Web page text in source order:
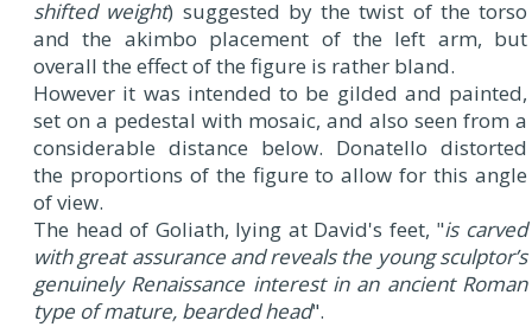
shifted weight) suggested by the twist of the torso
and the akimbo placement of the left arm, but
overall the effect of the figure is rather bland.
However it was intended to be gilded and painted,
set on a pedestal with mosaic, and also seen from a
considerable distance below. Donatello distorted
the proportions of the figure to allow for this angle
of view.
The head of Goliath, lying at David's feet, "is carved
with great assurance and reveals the young sculptor’s
genuinely Renaissance interest in an ancient Roman
type of mature, bearded head".